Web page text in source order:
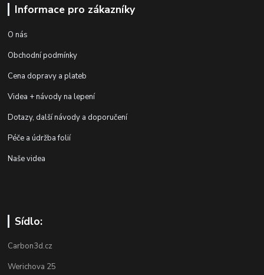
Informace pro zákazníky
O nás
Obchodní podmínky
Cena dopravy a plateb
Videa + návody na lepení
Dotazy, další návody a doporučení
Péče a údržba folií
Naše videa
Sídlo:
Carbon3d.cz
Werichova 25